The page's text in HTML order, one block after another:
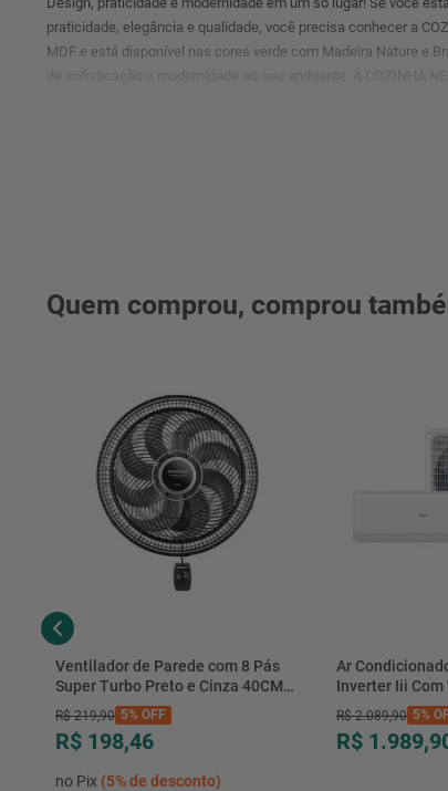
praticidade, elegância e qualidade, você precisa conhecer a
MDF e está disponível nas cores verde com Madeira Nature e
de sofisticação e modernidade ao seu ambiente. A COZINHA
espaço interno. Outra característica interessante da COZINHA
Quem comprou, comprou
Ventilador de Parede com 8 Pás
Super Turbo Preto e Cinza 40CM
220V 140W - VTX-40P-8P - Mondial
R$ 219,90 5% OFF
R$ 198,46
no Pix (5%de desconto)
Ar
Inverter Iii Com
R$ 2.089,90 5%
R$